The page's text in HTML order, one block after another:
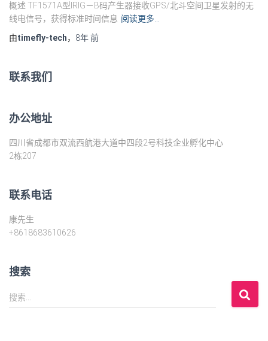
概述 TF1571A型IRIG－B码产生器接收GPS/北斗空间卫星发射的无
线电信号，获得标准时间信息 阅读更多…
由timefly-tech， 8年前
联系我们
办公地址
四川省成都市双流西航港大道中四段2号科技企业孵化中心
2栋207
联系电话
康先生
+8618683610626
搜索
搜
索
搜索…